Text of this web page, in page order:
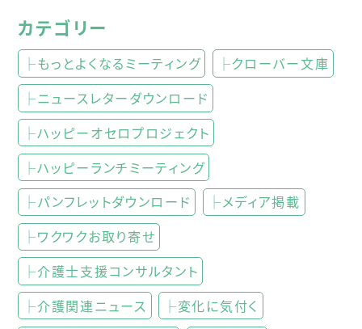
カテゴリー
├もっとよくなるミーティング
├クローバー文庫
├ニュースレターダウンロード
├ハッピーオセロプロジェクト
├ハッピーランチミーティング
├パンフレットダウンロード
├メディア掲載
├ワクワクお取り寄せ
├介護士支援コンサルタント
├介護関連ニュース
├変化に気付く